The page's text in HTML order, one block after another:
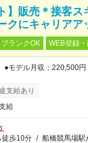
】販売＊接客ス
クにキャリアア
ブランクOK WEB登録
モデル月収：220,500円
支給あり
給
徒歩10分 / 船橋競馬場駅